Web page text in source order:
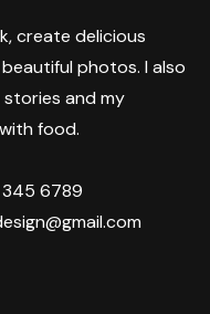
create delicious
photos. I also
stories and my
food.
345 6789